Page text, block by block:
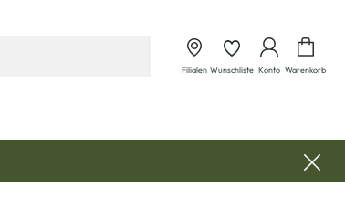
Filialen Wunschliste Konto Warenkorb